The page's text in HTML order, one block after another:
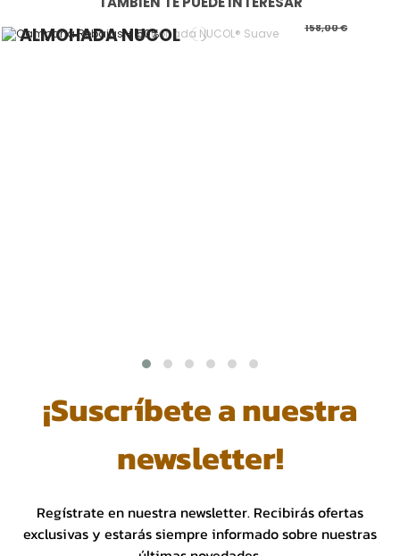
ALMOHADA NUCOL
71,10 €
158,00 €
¡Suscríbete a nuestra
newsletter!
Regístrate en nuestra newsletter. Recibirás ofertas
exclusivas y estarás siempre informado sobre nuestras